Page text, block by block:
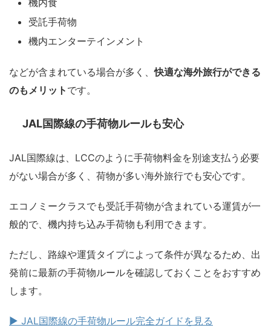
受託手荷物
機内エンターテインメント
などが含まれている場合が多く、快適な海外旅行ができる
のもメリット です。
JAL国際線の手荷物ルールも安心
JAL国際線は、LCCのように手荷物料金を別途支払う必要
がない場合が多く、荷物が多い海外旅行でも安心です。
エコノミークラスでも受託手荷物が含まれている運賃が一
般的で、機内持ち込み手荷物も利用できます。
ただし、路線や運賃タイプによって条件が異なるため、出
発前に最新の手荷物ルールを確認しておくことをおすすめ
します。
▶ JAL国際線の手荷物ルール完全ガイドを見る